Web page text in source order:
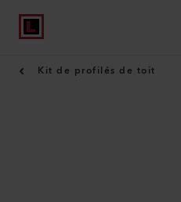
Kit de profilés de toit